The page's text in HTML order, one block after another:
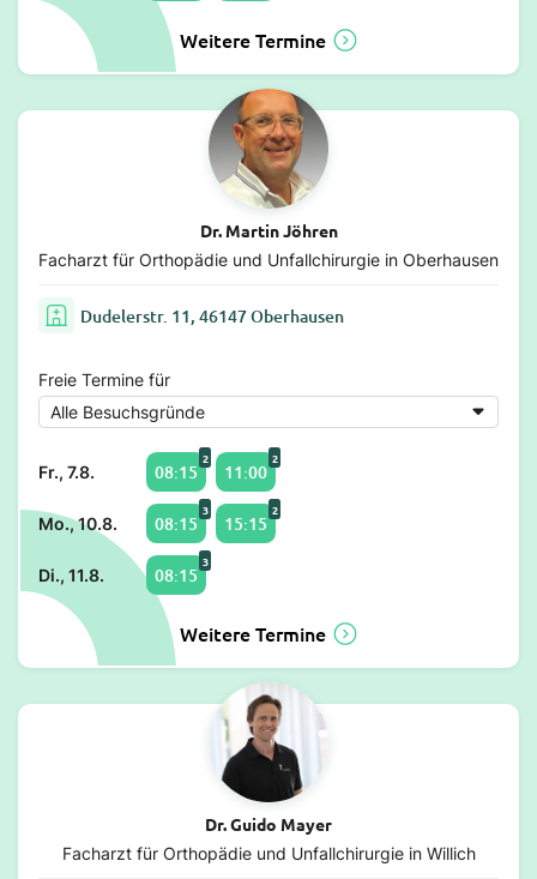
Weitere Termine
Dr. Martin Jöhren
Facharzt für Orthopädie und Unfallchirurgie in Oberhausen
Dudelerstr. 11, 46147 Oberhausen
Freie Termine für
Fr., 7.8. 08:15
2
11:00
2
Mo., 10.8. 08:15
3
15:15
2
Di., 11.8. 08:15
3
Weitere Termine
Dr. Guido Mayer
Facharzt für Orthopädie und Unfallchirurgie in Willich